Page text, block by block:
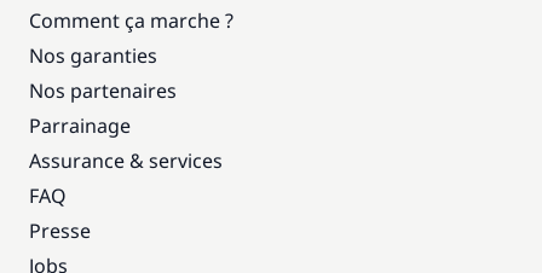
Comment ça marche ?
Nos garanties
Nos partenaires
Parrainage
Assurance & services
FAQ
Presse
Jobs